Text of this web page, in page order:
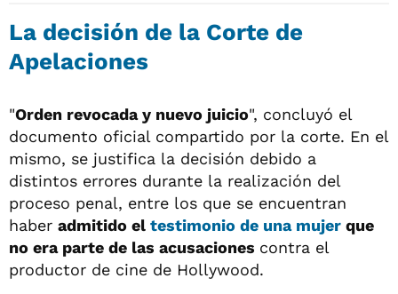
La decisión de la Corte de
Apelaciones
"Orden revocada y nuevo juicio", concluyó el
documento oficial compartido por la corte. En el
mismo, se justifica la decisión debido a
distintos errores durante la realización del
proceso penal, entre los que se encuentran
haber admitido el testimonio de una mujer que
no era parte de las acusaciones contra el
productor de cine de Hollywood.